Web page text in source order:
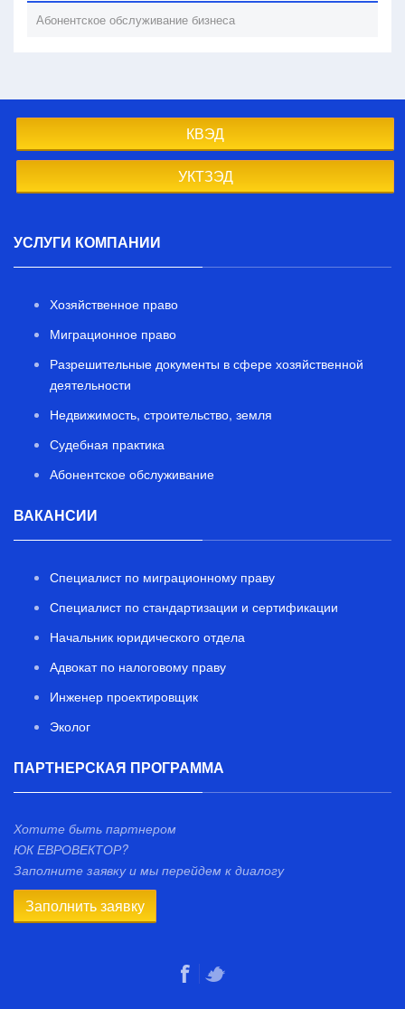
Абонентское обслуживание бизнеса
КВЭД
УКТЗЭД
УСЛУГИ КОМПАНИИ
Хозяйственное право
Миграционное право
Разрешительные документы в сфере хозяйственной
деятельности
Недвижимость, строительство, земля
Судебная практика
Абонентское обслуживание
ВАКАНСИИ
Специалист по миграционному праву
Специалист по стандартизации и сертификации
Начальник юридического отдела
Адвокат по налоговому праву
Инженер проектировщик
Эколог
ПАРТНЕРСКАЯ ПРОГРАММА
Хотите быть партнером
ЮК ЕВРОВЕКТОР?
Заполните заявку и мы перейдем к диалогу
Заполнить заявку